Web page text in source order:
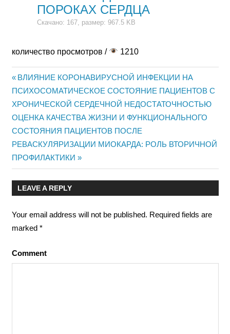
ПОРОКАХ СЕРДЦА
Скачано: 167, размер: 967.5 KB
количество просмотров / 1210
Post
navigation
Previous
Post:
ВЛИЯНИЕ КОРОНАВИРУСНОЙ ИНФЕКЦИИ НА
ПСИХОСОМАТИЧЕСКОЕ СОСТОЯНИЕ ПАЦИЕНТОВ С
ХРОНИЧЕСКОЙ СЕРДЕЧНОЙ НЕДОСТАТОЧНОСТЬЮ
Next
Post:
ОЦЕНКА КАЧЕСТВА ЖИЗНИ И ФУНКЦИОНАЛЬНОГО
СОСТОЯНИЯ ПАЦИЕНТОВ ПОСЛЕ
РЕВАСКУЛЯРИЗАЦИИ МИОКАРДА: РОЛЬ ВТОРИЧНОЙ
ПРОФИЛАКТИКИ
LEAVE A REPLY
Your email address will not be published. Required fields are
marked *
Comment